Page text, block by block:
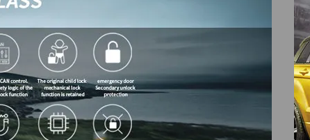
ما بعد البيع باب السيارة لينة إغلاق